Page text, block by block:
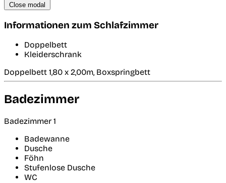
Close modal
Informationen zum Schlafzimmer
Doppelbett
Kleiderschrank
Doppelbett 1,80 x 2,00m, Boxspringbett
Badezimmer
Badezimmer 1
Badewanne
Dusche
Föhn
Stufenlose Dusche
WC